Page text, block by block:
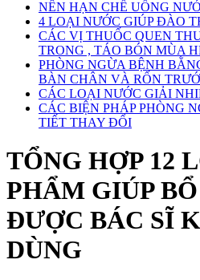
NÊN HẠN CHẾ UỐNG
4 LOẠI NƯỚC GIÚP ĐÀO
CÁC VỊ THUỐC QUEN
TRONG , TÁO BÓN MÙA
PHÒNG NGỪA BỆNH
BÀN CHÂN VÀ RỐN
CÁC LOẠI NƯỚC GIẢI
CÁC BIỆN PHÁP PHÒNG
TIẾT THAY ĐỔI
TỔNG HỢP 12
PHẨM GIÚP
ĐƯỢC BÁC SĨ
DÙNG